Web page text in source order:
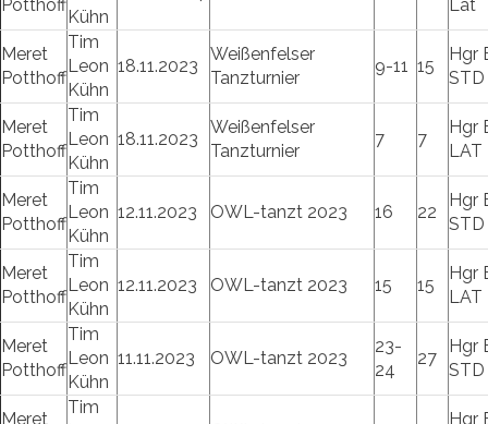
Potthoff
Kühn
Lat
Meret
Potthoff
Tim
Leon
Kühn
18.11.2023
Weißenfelser
Tanzturnier
9-11 15
Hgr
STD
Meret
Potthoff
Tim
Leon
Kühn
18.11.2023
Weißenfelser
Tanzturnier
7 7
Hgr
LAT
Meret
Potthoff
Tim
Leon
Kühn
12.11.2023 OWL-tanzt 2023 16 22
Hgr
STD
Meret
Potthoff
Tim
Leon
Kühn
12.11.2023 OWL-tanzt 2023 15 15
Hgr
LAT
Meret
Potthoff
Tim
Leon
Kühn
11.11.2023 OWL-tanzt 2023
23-
24
27
Hgr
STD
Meret
Tim
Hgr